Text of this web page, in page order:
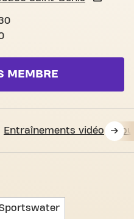
MEMBRE
Entraînements vidéo